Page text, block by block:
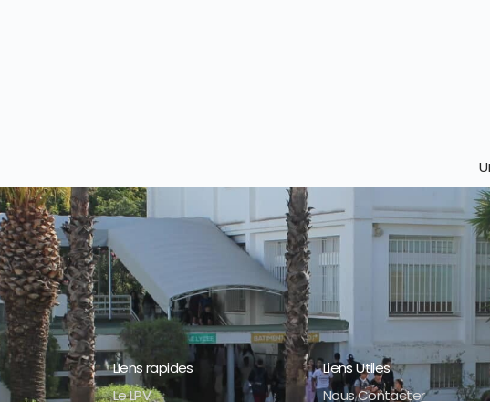
LIens rapides
Le LPV
Liens Utiles
Nous Contacter